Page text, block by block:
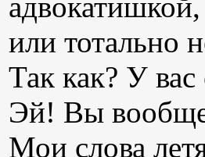
или тотально
Так как? У
Эй! Вы
Мои слова